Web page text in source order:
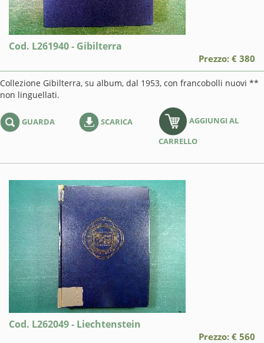
Cod. L261940 - Gibilterra
Prezzo: € 380
Collezione Gibilterra, su album, dal 1953, con francobolli nuovi **
non linguellati.
GUARDA SCARICA
AGGIUNGI AL
CARRELLO
Cod. L262049 - Liechtenstein
Prezzo: € 560